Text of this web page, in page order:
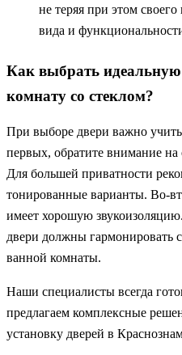
не теряя при этом
вида и
Как выбрать
комнату со стеклом?
При выборе двери важно
первых, обратите внимание на
Для большей приватности
тонированные варианты. Во-
имеет хорошую
двери должны гармонировать
ванной комнаты.
Наши специалисты всегда
предлагаем комплексные
установку дверей в